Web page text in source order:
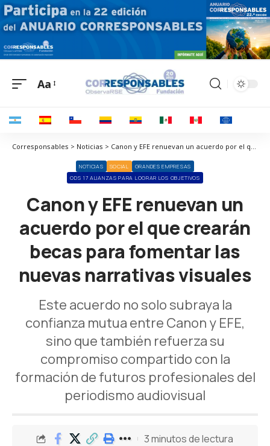
Aa
Corresponsables > Noticias > Canon y EFE renuevan un acuerdo por el que crearán becas para fomentar las nuevas narrativas visuales
NOTICIAS SOCIAL
GRANDES EMPRESAS
ODS 17 ALIANZAS PARA LOGRAR LOS OBJETIVOS
Canon y EFE renuevan un
acuerdo por el que crearán
becas para fomentar las
nuevas narrativas visuales
Este acuerdo no solo subraya la
confianza mutua entre Canon y EFE,
sino que también refuerza su
compromiso compartido con la
formación de futuros profesionales del
periodismo audiovisual
3 minutos de lectura